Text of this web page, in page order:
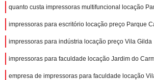
quanto custa impressoras multifuncional locação
impressoras para escritório locação preço Parque
impressoras para indústria locação preço Vila Gilda
impressoras para faculdade locação Jardim do
empresa de impressoras para faculdade locação